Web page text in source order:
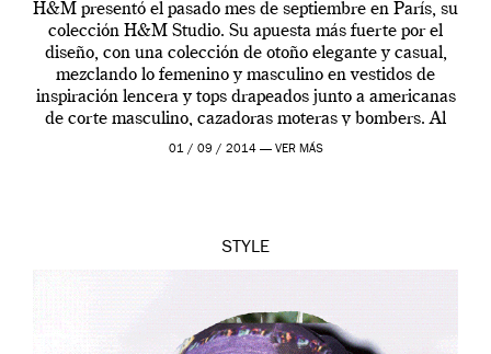
H&M presentó el pasado mes de septiembre en París, su
colección H&M Studio. Su apuesta más fuerte por el
diseño, con una colección de otoño elegante y casual,
mezclando lo femenino y masculino en vestidos de
inspiración lencera y tops drapeados junto a americanas
de corte masculino, cazadoras moteras y bombers. Al
frente de la […]
01 / 09 / 2014 — VER MÁS
STYLE